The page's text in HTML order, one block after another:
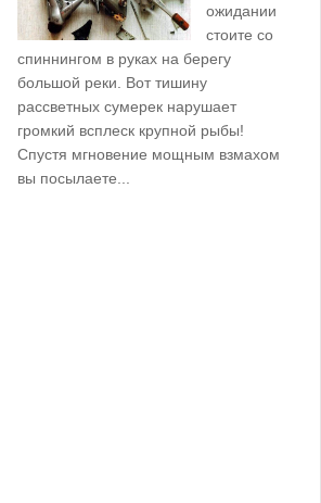
ожидании
стоите со
спиннингом в руках на берегу
большой реки. Вот тишину
рассветных сумерек нарушает
громкий всплеск крупной рыбы!
Спустя мгновение мощным взмахом
вы посылаете...